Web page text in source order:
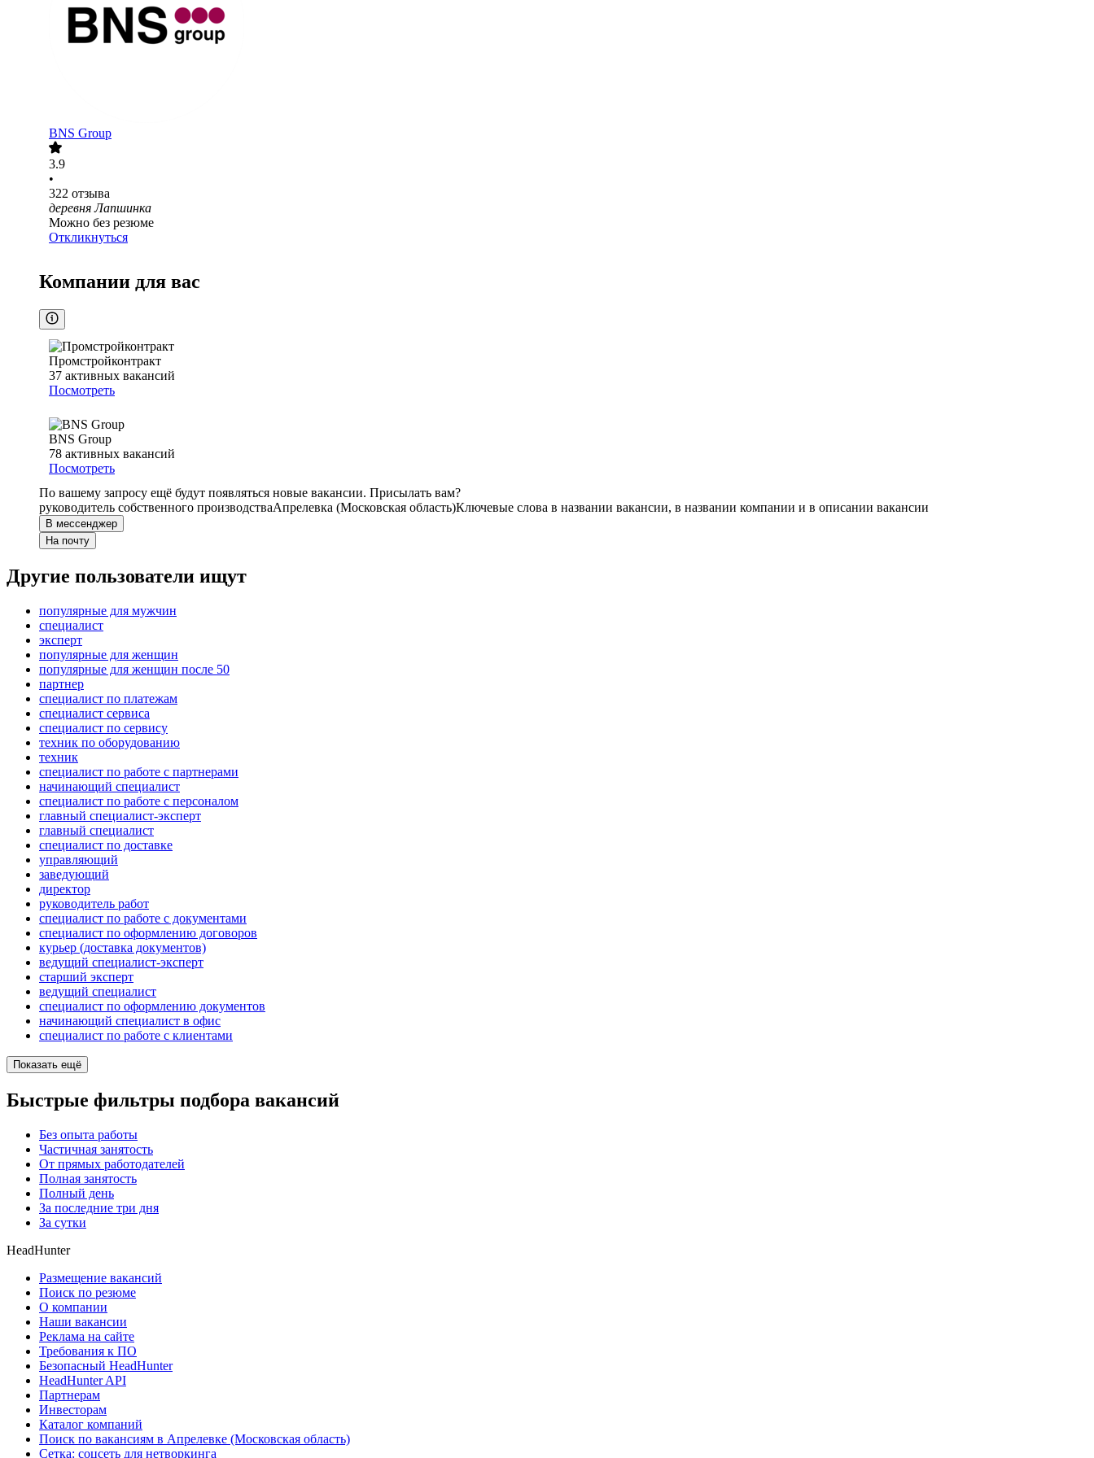
BNS Group
3.9
•
322 отзыва
деревня Лапшинка
Можно без резюме
Откликнуться
Компании для вас
Промстройконтракт
37 активных вакансий
Посмотреть
BNS Group
78 активных вакансий
Посмотреть
По вашему запросу ещё будут появляться новые вакансии. Присылать вам?
руководитель собственного производстваАпрелевка (Московская область)Ключевые слова в названии вакансии, в названии компании и в описании вакансии
В мессенджер
На почту
Другие пользователи ищут
популярные для мужчин
специалист
эксперт
популярные для женщин
популярные для женщин после 50
партнер
специалист по платежам
специалист сервиса
специалист по сервису
техник по оборудованию
техник
специалист по работе с партнерами
начинающий специалист
специалист по работе с персоналом
главный специалист-эксперт
главный специалист
специалист по доставке
управляющий
заведующий
директор
руководитель работ
специалист по работе с документами
специалист по оформлению договоров
курьер (доставка документов)
ведущий специалист-эксперт
старший эксперт
ведущий специалист
специалист по оформлению документов
начинающий специалист в офис
специалист по работе с клиентами
Показать ещё
Быстрые фильтры подбора вакансий
Без опыта работы
Частичная занятость
От прямых работодателей
Полная занятость
Полный день
За последние три дня
За сутки
HeadHunter
Размещение вакансий
Поиск по резюме
О компании
Наши вакансии
Реклама на сайте
Требования к ПО
Безопасный HeadHunter
HeadHunter API
Партнерам
Инвесторам
Каталог компаний
Поиск по вакансиям в Апрелевке (Московская область)
Сетка: соцсеть для нетворкинга